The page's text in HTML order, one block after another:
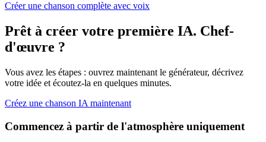
Créer une chanson complète avec voix
Prêt à créer votre première IA. Chef-
d'œuvre ?
Vous avez les étapes : ouvrez maintenant le générateur, décrivez
votre idée et écoutez-la en quelques minutes.
Créez une chanson IA maintenant
Commencez à partir de l'atmosphère uniquement